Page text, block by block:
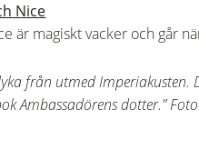
Nice
är magiskt vacker och går
från utmed
Ambassadörens dotter.”